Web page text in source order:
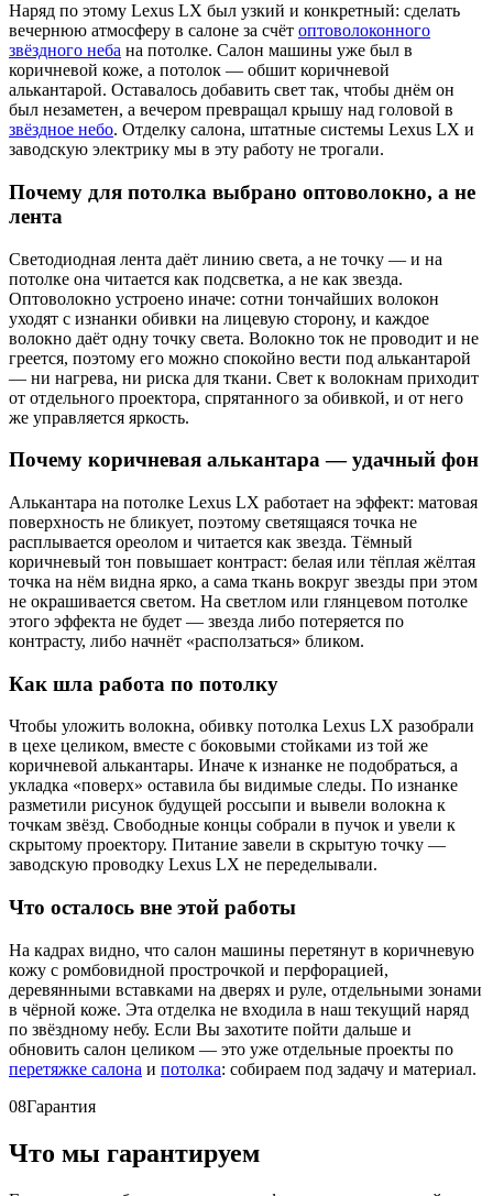
Наряд по этому Lexus LX был узкий и конкретный: сделать
вечернюю атмосферу в салоне за счёт оптоволоконного
звёздного неба на потолке. Салон машины уже был в
коричневой коже, а потолок — обшит коричневой
алькантарой. Оставалось добавить свет так, чтобы днём он
был незаметен, а вечером превращал крышу над головой в
звёздное небо. Отделку салона, штатные системы Lexus LX и
заводскую электрику мы в эту работу не трогали.
Почему для потолка выбрано оптоволокно, а не
лента
Светодиодная лента даёт линию света, а не точку — и на
потолке она читается как подсветка, а не как звезда.
Оптоволокно устроено иначе: сотни тончайших волокон
уходят с изнанки обивки на лицевую сторону, и каждое
волокно даёт одну точку света. Волокно ток не проводит и не
греется, поэтому его можно спокойно вести под алькантарой
— ни нагрева, ни риска для ткани. Свет к волокнам приходит
от отдельного проектора, спрятанного за обивкой, и от него
же управляется яркость.
Почему коричневая алькантара — удачный фон
Алькантара на потолке Lexus LX работает на эффект: матовая
поверхность не бликует, поэтому светящаяся точка не
расплывается ореолом и читается как звезда. Тёмный
коричневый тон повышает контраст: белая или тёплая жёлтая
точка на нём видна ярко, а сама ткань вокруг звезды при этом
не окрашивается светом. На светлом или глянцевом потолке
этого эффекта не будет — звезда либо потеряется по
контрасту, либо начнёт «расползаться» бликом.
Как шла работа по потолку
Чтобы уложить волокна, обивку потолка Lexus LX разобрали
в цехе целиком, вместе с боковыми стойками из той же
коричневой алькантары. Иначе к изнанке не подобраться, а
укладка «поверх» оставила бы видимые следы. По изнанке
разметили рисунок будущей россыпи и вывели волокна к
точкам звёзд. Свободные концы собрали в пучок и увели к
скрытому проектору. Питание завели в скрытую точку —
заводскую проводку Lexus LX не переделывали.
Что осталось вне этой работы
На кадрах видно, что салон машины перетянут в коричневую
кожу с ромбовидной прострочкой и перфорацией,
деревянными вставками на дверях и руле, отдельными зонами
в чёрной коже. Эта отделка не входила в наш текущий наряд
по звёздному небу. Если Вы захотите пойти дальше и
обновить салон целиком — это уже отдельные проекты по
перетяжке салона и потолка: собираем под задачу и материал.
08Гарантия
Что мы гарантируем